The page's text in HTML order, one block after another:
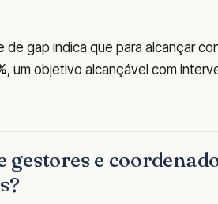
de gap indica que para alcançar
, um objetivo alcançável com
gestores e